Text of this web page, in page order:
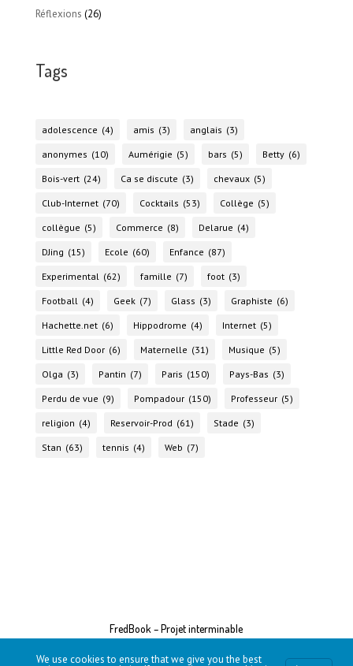
Réflexions (26)
Tags
adolescence (4) amis (3) anglais (3)
anonymes (10) Aumérigie (5) bars (5) Betty (6)
Bois-vert (24) Ca se discute (3) chevaux (5)
Club-Internet (70) Cocktails (53) Collège (5)
collègue (5) Commerce (8) Delarue (4)
DJing (15) Ecole (60) Enfance (87)
Experimental (62) famille (7) foot (3)
Football (4) Geek (7) Glass (3) Graphiste (6)
Hachette.net (6) Hippodrome (4) Internet (5)
Little Red Door (6) Maternelle (31) Musique (5)
Olga (3) Pantin (7) Paris (150) Pays-Bas (3)
Perdu de vue (9) Pompadour (150) Professeur (5)
religion (4) Reservoir-Prod (61) Stade (3)
Stan (63) tennis (4) Web (7)
FredBook – Projet interminable
We use cookies to ensure that we give you the best